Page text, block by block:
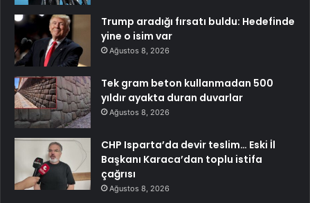
Trump aradığı fırsatı buldu: Hedefinde
yine o isim var
Ağustos 8, 2026
Tek gram beton kullanmadan 500
yıldır ayakta duran duvarlar
Ağustos 8, 2026
CHP Isparta’da devir teslim… Eski İl
Başkanı Karaca’dan toplu istifa
çağrısı
Ağustos 8, 2026